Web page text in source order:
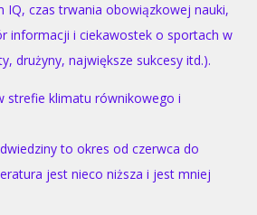
IQ, czas trwania obowiązkowej nauki,
informacji i ciekawostek o sportach w
drużyny, największe sukcesy itd.).
strefie klimatu równikowego i
to okres od czerwca do
jest nieco niższa i jest mniej